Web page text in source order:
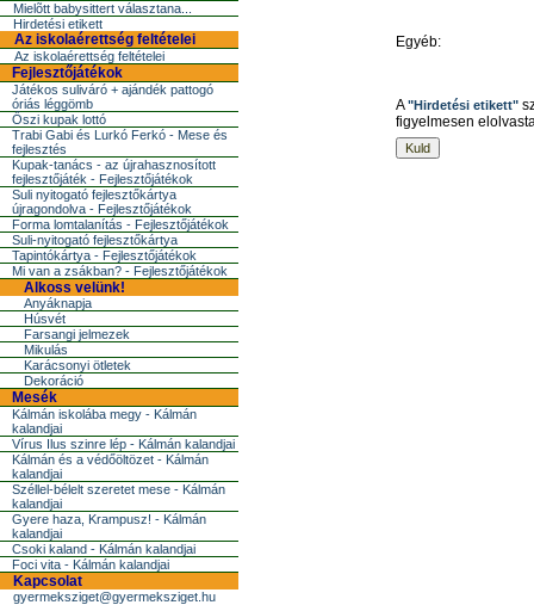
Mielõtt babysittert választana...
Hirdetési etikett
Az iskolaérettség feltételei
Az iskolaérettség feltételei
Fejlesztőjátékok
Játékos suliváró + ajándék pattogó
óriás léggömb
Őszi kupak lottó
Trabi Gabi és Lurkó Ferkó - Mese és
fejlesztés
Kupak-tanács - az újrahasznosított
fejlesztőjáték - Fejlesztőjátékok
Suli nyitogató fejlesztőkártya
újragondolva - Fejlesztőjátékok
Forma lomtalanítás - Fejlesztőjátékok
Suli-nyitogató fejlesztőkártya
Tapintókártya - Fejlesztőjátékok
Mi van a zsákban? - Fejlesztőjátékok
Alkoss velünk!
Anyáknapja
Húsvét
Farsangi jelmezek
Mikulás
Karácsonyi ötletek
Dekoráció
Mesék
Kálmán iskolába megy - Kálmán
kalandjai
Vírus Ilus szinre lép - Kálmán kalandjai
Kálmán és a védőöltözet - Kálmán
kalandjai
Széllel-bélelt szeretet mese - Kálmán
kalandjai
Gyere haza, Krampusz! - Kálmán
kalandjai
Csoki kaland - Kálmán kalandjai
Foci vita - Kálmán kalandjai
Kapcsolat
gyermeksziget@gyermeksziget.hu
Egyéb:
A"Hirdetési etikett"
figyelmesen